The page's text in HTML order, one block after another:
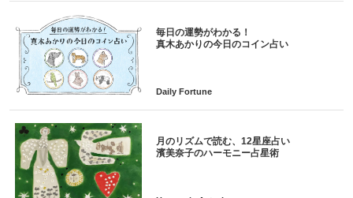
毎日の運勢がわかる！
月のリズムで読む、12星座占い